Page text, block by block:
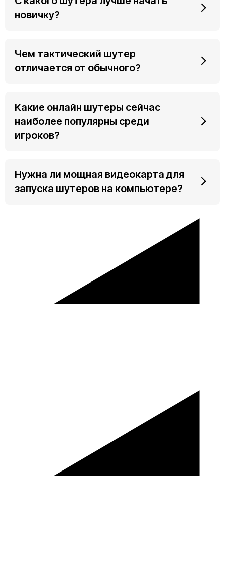
новичку?
Чем тактический шутер
отличается от обычного?
Какие онлайн шутеры сейчас
наиболее популярны среди
игроков?
Нужна ли мощная видеокарта для
запуска шутеров на компьютере?